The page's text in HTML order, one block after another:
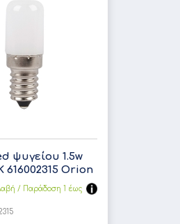
ψυγείου 1.5w
616002315 Orion
/ Παράδoση 1 έως